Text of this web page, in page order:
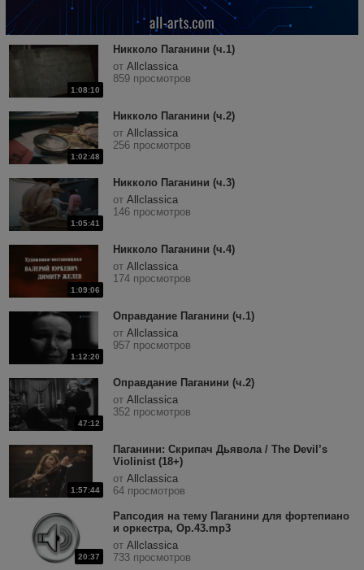
1:08:10
Никколо Паганини (ч.1)
от Allclassica
859 просмотров
1:02:48
Никколо Паганини (ч.2)
от Allclassica
256 просмотров
1:05:41
Никколо Паганини (ч.3)
от Allclassica
146 просмотров
1:09:06
Никколо Паганини (ч.4)
от Allclassica
174 просмотров
1:12:20
Оправдание Паганини (ч.1)
от Allclassica
957 просмотров
47:12
Оправдание Паганини (ч.2)
от Allclassica
352 просмотров
1:57:44
Паганини: Скрипач Дьявола / The Devil’s
Violinist (18+)
от Allclassica
64 просмотров
20:37
Рапсодия на тему Паганини для фортепиано
и оркестра, Op.43.mp3
от Allclassica
733 просмотров